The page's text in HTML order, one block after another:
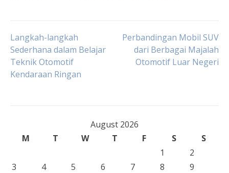
Post
navigation
Langkah-langkah
Sederhana dalam Belajar
Teknik Otomotif
Kendaraan Ringan
Perbandingan Mobil SUV
dari Berbagai Majalah
Otomotif Luar Negeri
August 2026
M
T W T F S
S
1
2
3
4 5 6 7 8
9